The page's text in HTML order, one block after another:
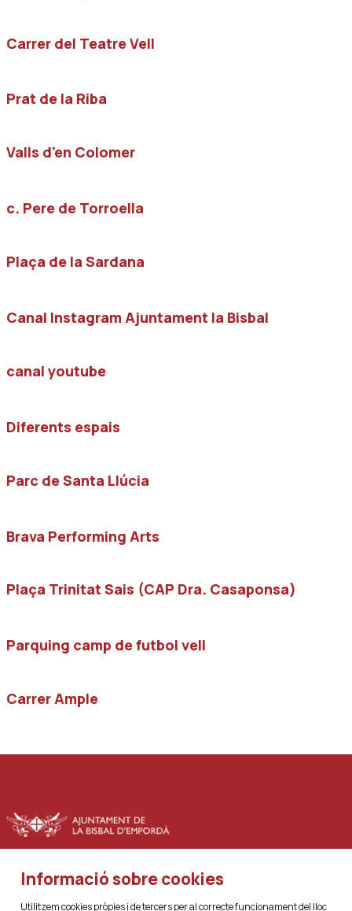
Carrer del Teatre Vell
Prat de la Riba
Valls d'en Colomer
c. Pere de Torroella
Plaça de la Sardana
Canal Instagram Ajuntament la Bisbal
canal youtube
Diferents espais
Parc de Santa Llúcia
Brava Performing Arts
Plaça Trinitat Sais (CAP Dra. Casaponsa)
Parquing camp de futbol vell
Carrer Ample
Sitemap | Avís Legal | Ús de Cookies
Informació sobre cookies
Utilitzem cookies pròpies i de tercers per al correcte funcionament del lloc